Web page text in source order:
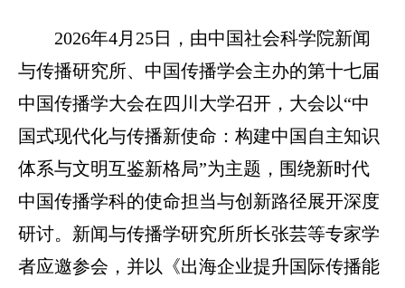
2026年4月25日，由中国社会科学院新闻
与传播研究所、中国传播学会主办的第十七届
中国传播学大会在四川大学召开，大会以“中
国式现代化与传播新使命：构建中国自主知识
体系与文明互鉴新格局”为主题，围绕新时代
中国传播学科的使命担当与创新路径展开深度
研讨。新闻与传播学研究所所长张芸等专家学
者应邀参会，并以《出海企业提升国际传播能